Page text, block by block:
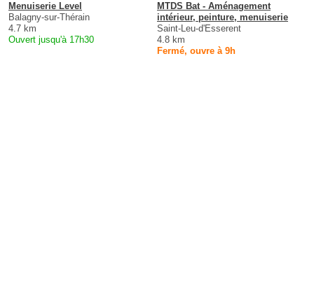
Menuiserie Level
Balagny-sur-Thérain
4.7 km
Ouvert jusqu'à 17h30
MTDS Bat - Aménagement
intérieur, peinture, menuiserie
Saint-Leu-d'Esserent
4.8 km
Fermé, ouvre à 9h